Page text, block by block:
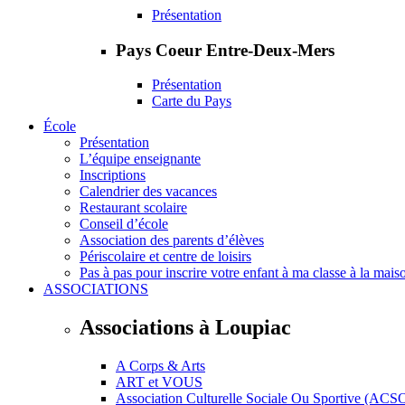
Présentation
Pays Coeur Entre-Deux-Mers
Présentation
Carte du Pays
École
Présentation
L’équipe enseignante
Inscriptions
Calendrier des vacances
Restaurant scolaire
Conseil d’école
Association des parents d’élèves
Périscolaire et centre de loisirs
Pas à pas pour inscrire votre enfant à ma classe à la
ASSOCIATIONS
Associations à Loupiac
A Corps & Arts
ART et VOUS
Association Culturelle Sociale Ou Sportive